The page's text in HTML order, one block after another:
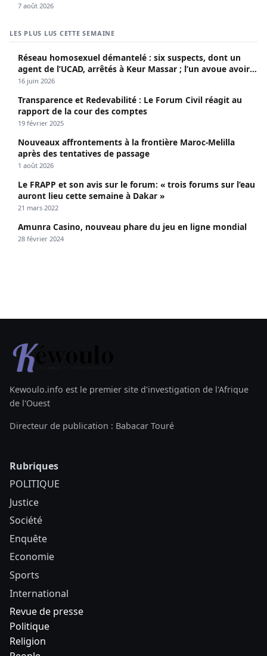
7 août 2026
LES PLUS LUS CETTE SEMAINE
Réseau homosexuel démantelé : six suspects, dont un
agent de l’UCAD, arrêtés à Keur Massar ; l’un avoue avoir
propagé le VIH depuis 2018
16 juin 2026
Transparence et Redevabilité : Le Forum Civil réagit au
rapport de la cour des comptes
19 février 2025
Nouveaux affrontements à la frontière Maroc-Melilla
après des tentatives de passage
1 août 2026
Le FRAPP et son avis sur le forum: « trois forums sur l’eau
auront lieu cette semaine à Dakar »
21 mars 2022
Amunra Casino, nouveau phare du jeu en ligne mondial
28 février 2024
Kewoulo.info est le premier site d'investigation de l'Afrique
de l'Ouest
Directeur de publication : Babacar Touré
Rubriques
POLITIQUE
Justice
Société
Enquête
Economie
Sports
International
Revue de presse
Politique
Religion